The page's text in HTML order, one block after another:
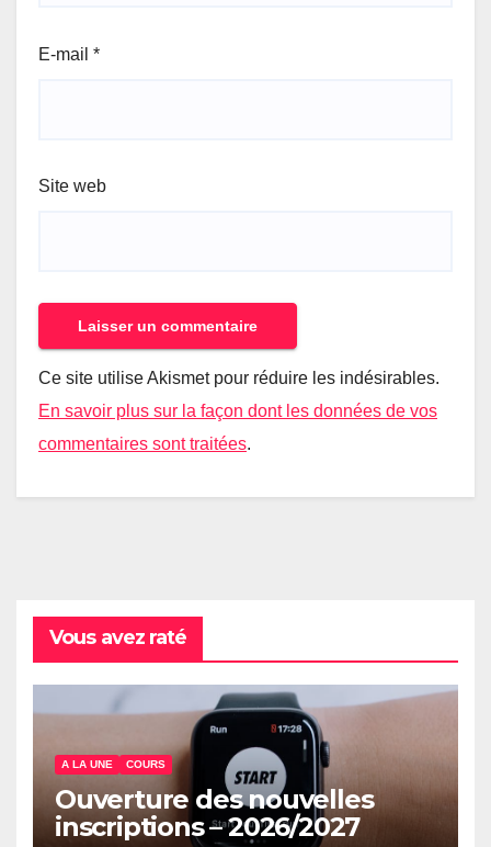
E-mail *
Site web
Ce site utilise Akismet pour réduire les indésirables.
En savoir plus sur la façon dont les données de vos
commentaires sont traitées.
Vous avez raté
A LA UNE COURS
Ouverture des nouvelles
inscriptions – 2026/2027